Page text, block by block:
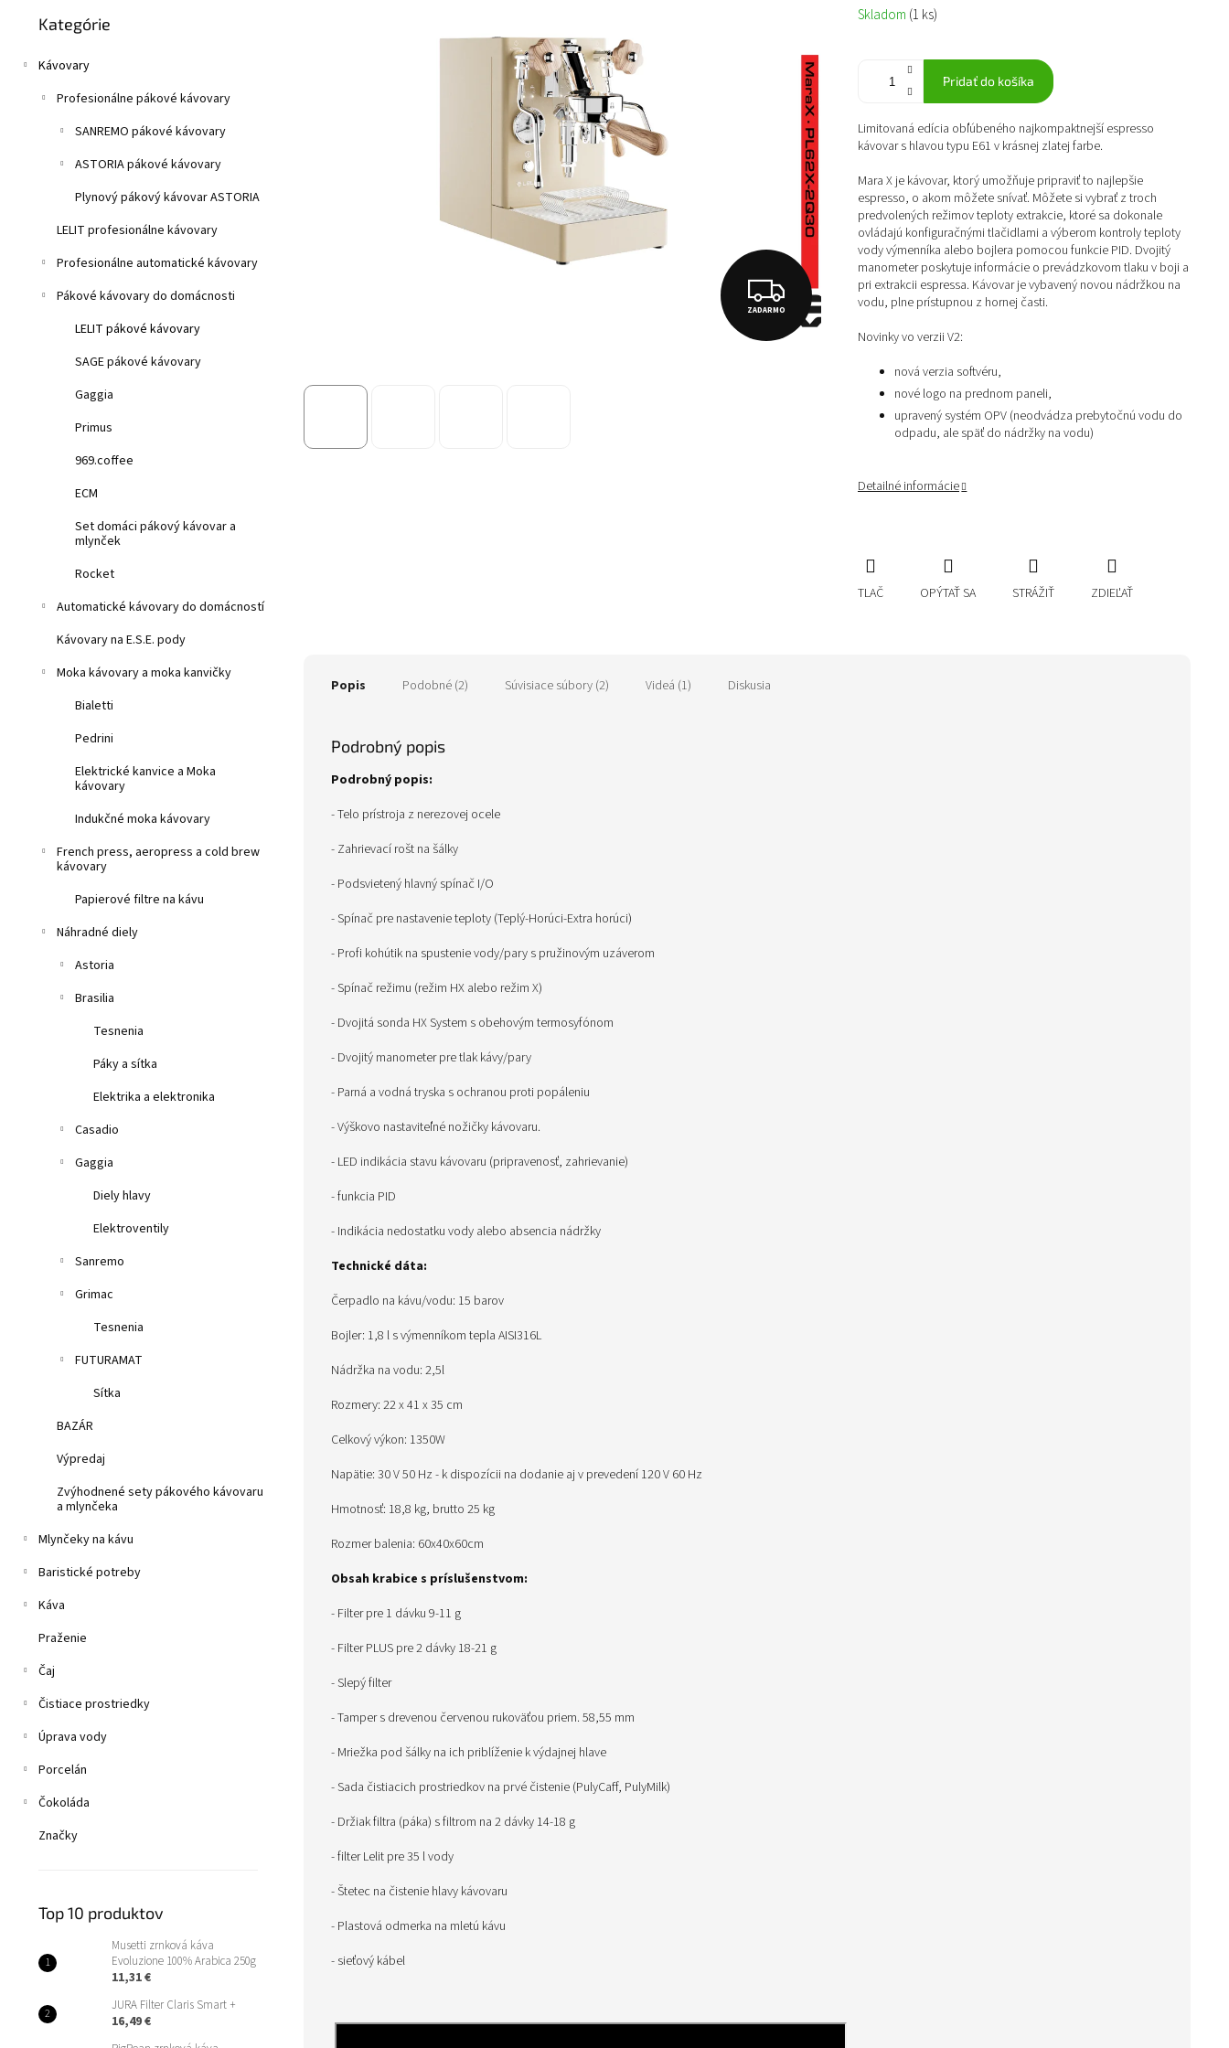
n
e
kategórie
Kategórie
Kávovary
Profesionálne pákové kávovary
SANREMO pákové kávovary
ASTORIA pákové kávovary
Plynový pákový kávovar ASTORIA
LELIT profesionálne kávovary
Profesionálne automatické kávovary
Pákové kávovary do domácnosti
LELIT pákové kávovary
SAGE pákové kávovary
Gaggia
Primus
969.coffee
ECM
Set domáci pákový kávovar a
mlynček
Rocket
Automatické kávovary do domácností
Kávovary na E.S.E. pody
Moka kávovary a moka kanvičky
Bialetti
Pedrini
Elektrické kanvice a Moka
kávovary
Indukčné moka kávovary
French press, aeropress a cold brew
kávovary
Papierové filtre na kávu
Náhradné diely
Astoria
Brasilia
Tesnenia
Páky a sítka
Elektrika a elektronika
Casadio
Gaggia
Diely hlavy
Elektroventily
Sanremo
Grimac
Tesnenia
FUTURAMAT
Sítka
BAZÁR
Výpredaj
Zvýhodnené sety pákového kávovaru
a mlynčeka
Mlynčeky na kávu
Baristické potreby
Káva
Praženie
Čaj
Čistiace prostriedky
Úprava vody
Porcelán
Čokoláda
Značky
Top 10 produktov
Musetti zrnková káva
Evoluzione 100% Arabica 250g
11,31 €
JURA Filter Claris Smart +
16,49 €
Z
A
ZADARMO
Jednotková
cena:
Skladom (1 ks)
Pridať do košíka
Limitovaná edícia obľúbeného najkompaktnejší espresso
kávovar s hlavou typu E61 v krásnej zlatej farbe.
Mara X je kávovar, ktorý umožňuje pripraviť to najlepšie
espresso, o akom môžete snívať. Môžete si vybrať z troch
predvolených režimov teploty extrakcie, ktoré sa dokonale
ovládajú konfiguračnými tlačidlami a výberom kontroly teploty
vody výmenníka alebo bojlera pomocou funkcie PID. Dvojitý
manometer poskytuje informácie o prevádzkovom tlaku v boji a
pri extrakcii espressa. Kávovar je vybavený novou nádržkou na
vodu, plne prístupnou z hornej časti.
Novinky vo verzii V2:
nová verzia softvéru,
nové logo na prednom paneli,
upravený systém OPV (neodvádza prebytočnú vodu do
odpadu, ale späť do nádržky na vodu)
Detailné informácie
TLAČ OPÝTAŤ SA STRÁŽIŤ ZDIEĽAŤ
Popis Podobné (2) Súvisiace súbory (2) Videá (1) Diskusia
Podrobný popis
Podrobný popis:
- Telo prístroja z nerezovej ocele
- Zahrievací rošt na šálky
- Podsvietený hlavný spínač I/O
- Spínač pre nastavenie teploty (Teplý-Horúci-Extra horúci)
- Profi kohútik na spustenie vody/pary s pružinovým uzáverom
- Spínač režimu (režim HX alebo režim X)
- Dvojitá sonda HX System s obehovým termosyfónom
- Dvojitý manometer pre tlak kávy/pary
- Parná a vodná tryska s ochranou proti popáleniu
- Výškovo nastaviteľné nožičky kávovaru.
- LED indikácia stavu kávovaru (pripravenosť, zahrievanie)
- funkcia PID
- Indikácia nedostatku vody alebo absencia nádržky
Technické dáta:
Čerpadlo na kávu/vodu: 15 barov
Bojler: 1,8 l s výmenníkom tepla AISI316L
Nádržka na vodu: 2,5l
Rozmery: 22 x 41 x 35 cm
Celkový výkon: 1350W
Napätie: 30 V 50 Hz - k dispozícii na dodanie aj v prevedení 120 V 60 Hz
Hmotnosť: 18,8 kg, brutto 25 kg
Rozmer balenia: 60x40x60cm
Obsah krabice s príslušenstvom:
- Filter pre 1 dávku 9-11 g
- Filter PLUS pre 2 dávky 18-21 g
- Slepý filter
- Tamper s drevenou červenou rukoväťou priem. 58,55 mm
- Mriežka pod šálky na ich priblíženie k výdajnej hlave
- Sada čistiacich prostriedkov na prvé čistenie (PulyCaff, PulyMilk)
- Držiak filtra (páka) s filtrom na 2 dávky 14-18 g
- filter Lelit pre 35 l vody
- Štetec na čistenie hlavy kávovaru
- Plastová odmerka na mletú kávu
- sieťový kábel